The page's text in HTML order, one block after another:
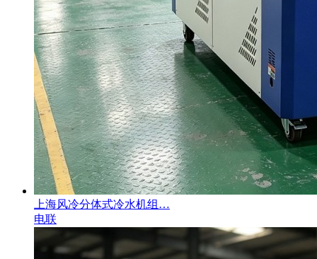
上海风冷分体式冷水机组…
电联